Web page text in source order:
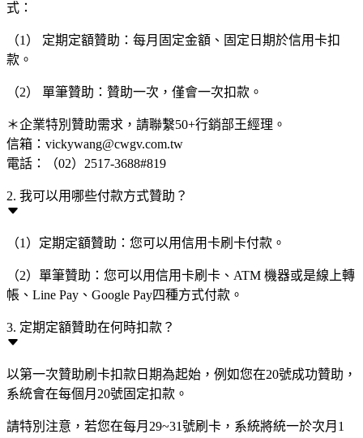
式：
（1） 定期定額贊助：每月固定金額、固定日期於信用卡扣
款。
（2） 單筆贊助：贊助一次，僅會一次扣款。
＊企業特別贊助需求，請聯繫50+行銷部王經理。
信箱：vickywang@cwgv.com.tw
電話：（02）2517-3688#819
2. 我可以用哪些付款方式贊助？
（1）定期定額贊助：您可以用信用卡刷卡付款。
（2）單筆贊助：您可以用信用卡刷卡、ATM 機器或是線上轉
帳、Line Pay、Google Pay四種方式付款。
3. 定期定額贊助在何時扣款？
以第一次贊助刷卡扣款日期為起始，例如您在20號成功贊助，
系統會在每個月20號固定扣款。
請特別注意，若您在每月29~31號刷卡，系統將統一於次月1